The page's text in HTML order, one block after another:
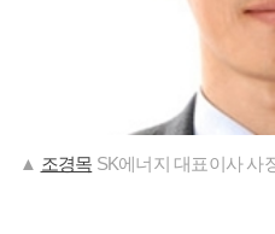
▲ 조경목 SK에너지 대표이사 사